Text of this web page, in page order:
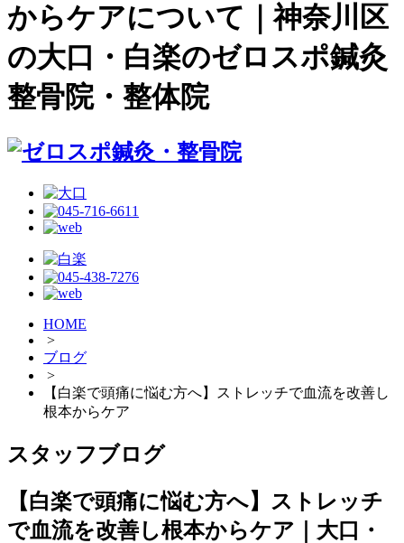
からケアについて｜神奈川区
の大口・白楽のゼロスポ鍼灸
整骨院・整体院
HOME
>
ブログ
>
【白楽で頭痛に悩む方へ】ストレッチで血流を改善し
根本からケア
スタッフブログ
【白楽で頭痛に悩む方へ】ストレッチ
で血流を改善し根本からケア｜大口・